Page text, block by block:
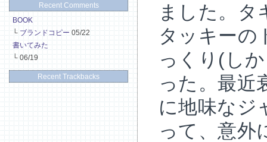
Recent Comments
BOOK
└ブランドコピー05/22
書いてみた
└06/19
Recent Trackbacks
ました。タ
タッキーの
っくり(し
った。最近
に地味なジ
って、意外